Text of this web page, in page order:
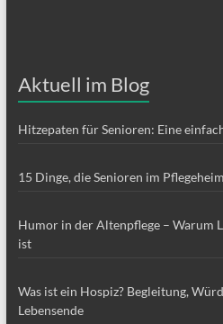
Aktuell im Blog
Hitzepaten für Senioren: Eine
15 Dinge, die Senioren im
Humor in der Altenpflege – Warum
ist
Was ist ein Hospiz? Begleitung,
Lebensende